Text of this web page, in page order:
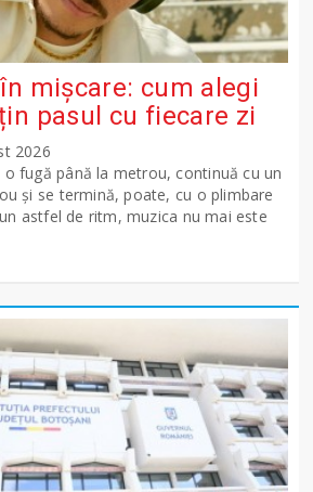
mișcare: cum alegi
pasul cu fiecare zi
2026
fugă până la metrou, continuă cu un
și se termină, poate, cu o plimbare
astfel de ritm, muzica nu mai este